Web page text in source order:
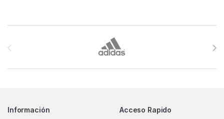
Información
Acceso Rapido